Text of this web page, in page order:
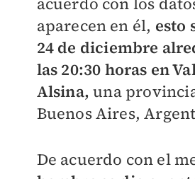
aparecen en él, esto
24 de diciembre
las 20:30 horas en
Alsina,una
Buenos Aires,
De acuerdo con el